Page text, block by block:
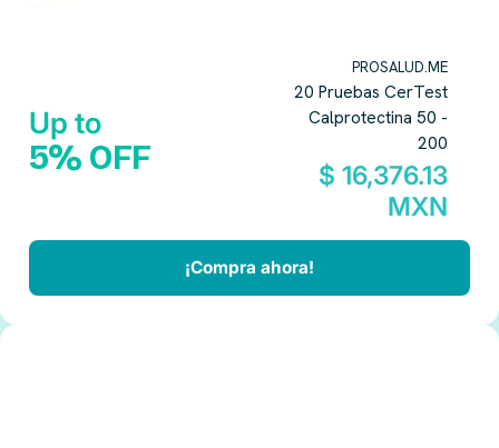
Up to
5% OFF
PROSALUD.ME
20 Pruebas CerTest
Calprotectina 50 -
200
$ 16,376.13
MXN
¡Compra ahora!